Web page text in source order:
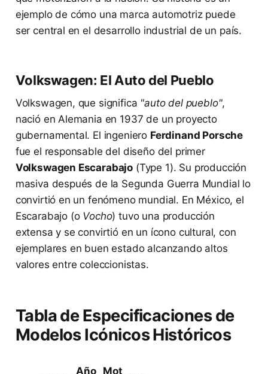
ejemplo de cómo una marca automotriz puede
ser central en el desarrollo industrial de un país.
Volkswagen: El Auto del Pueblo
Volkswagen, que significa "auto del pueblo",
nació en Alemania en 1937 de un proyecto
gubernamental. El ingeniero Ferdinand Porsche
fue el responsable del diseño del primer
Volkswagen Escarabajo (Type 1). Su producción
masiva después de la Segunda Guerra Mundial lo
convirtió en un fenómeno mundial. En México, el
Escarabajo (o Vocho) tuvo una producción
extensa y se convirtió en un ícono cultural, con
ejemplares en buen estado alcanzando altos
valores entre coleccionistas.
Tabla de Especificaciones de
Modelos Icónicos Históricos
Año
Mot